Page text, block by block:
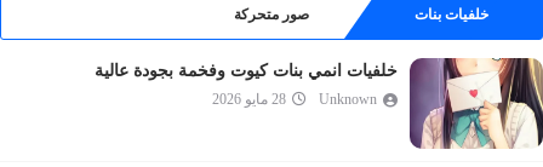
خلفيات بنات صور متحركة
خلفيات انمي بنات كيوت وفخمة بجودة عالية
Unknown 28 مايو 2026